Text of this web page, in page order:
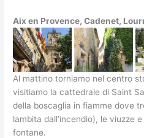
Aix en Provence, Cadenet,
Al mattino torniamo nel centro
visitiamo la cattedrale di Saint
della boscaglia in fiamme dove
lambita dall’incendio), le viuzze
fontane.